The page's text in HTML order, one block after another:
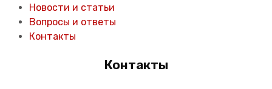
Новости и статьи
Вопросы и ответы
Контакты
Контакты